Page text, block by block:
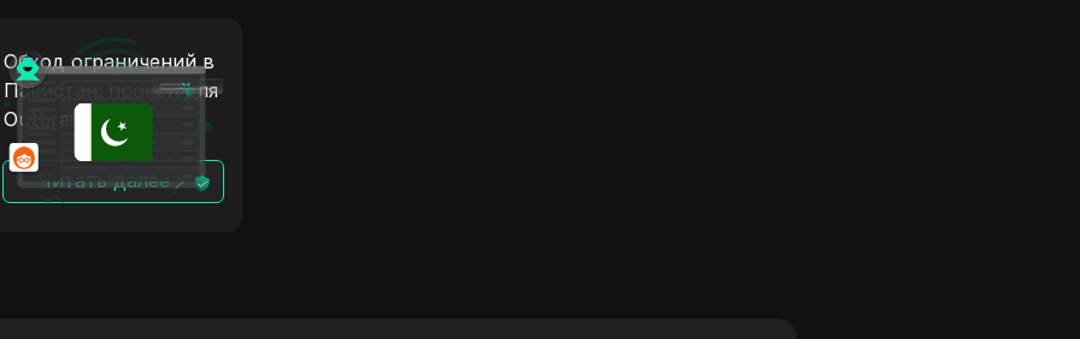
Обход ограничений в
Пакистан: прокси для
Outbrain +
антидетект
Читать далее